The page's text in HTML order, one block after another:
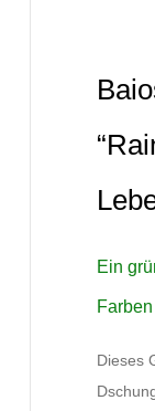
Ein
Dieses